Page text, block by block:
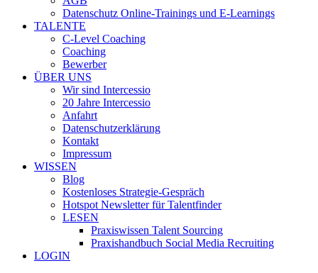
Datenschutz Online-Trainings und E-Learnings
TALENTE
C-Level Coaching
Coaching
Bewerber
ÜBER UNS
Wir sind Intercessio
20 Jahre Intercessio
Anfahrt
Datenschutzerklärung
Kontakt
Impressum
WISSEN
Blog
Kostenloses Strategie-Gespräch
Hotspot Newsletter für Talentfinder
LESEN
Praxiswissen Talent Sourcing
Praxishandbuch Social Media Recruiting
LOGIN